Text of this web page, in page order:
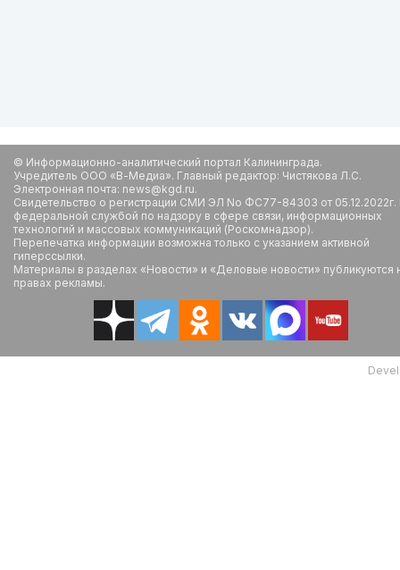
© Информационно-аналитический портал Калининграда.
Учредитель ООО «В-Медиа». Главный редактор: Чистякова Л.С.
Электронная почта: news@kgd.ru.
Свидетельство о регистрации СМИ ЭЛ No ФС77-84303 от
федеральной службой по надзору в сфере связи, информационных
технологий и массовых коммуникаций (Роскомнадзор).
Перепечатка информации возможна только с указанием активной
гиперссылки.
Материалы в разделах «Новости» и «Деловые новости» публикуются
правах рекламы.